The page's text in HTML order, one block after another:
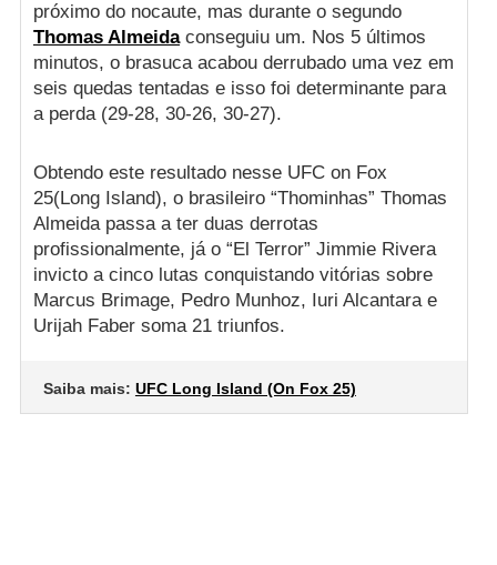
próximo do nocaute, mas durante o segundo
Thomas Almeidaconseguiu um. Nos 5 últimos
minutos, o brasuca acabou derrubado uma vez em
seis quedas tentadas e isso foi determinante para
a perda (29-28, 30-26, 30-27).
Obtendo este resultado nesse UFC on Fox
25(Long Island), o brasileiro “Thominhas” Thomas
Almeida passa a ter duas derrotas
profissionalmente, já o “El Terror” Jimmie Rivera
invicto a cinco lutas conquistando vitórias sobre
Marcus Brimage, Pedro Munhoz, Iuri Alcantara e
Urijah Faber soma 21 triunfos.
Saiba mais: UFC Long Island (On Fox 25)